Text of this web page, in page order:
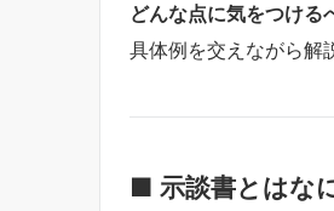
どんな点に気をつける
具体例を交えながら解
■ 示談書とはな